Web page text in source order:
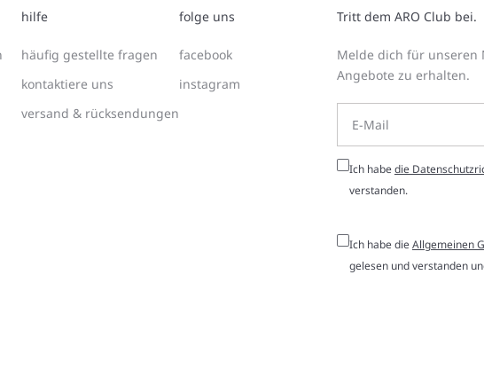
hilfe
häufig gestellte fragen
kontaktiere uns
versand & rücksendungen
folge uns
facebook
instagram
Tritt dem ARO Club bei.
Melde dich für unseren
Angebote zu erhalten.
Ich habedie
verstanden.
Ich habe dieAllgemeinen
gelesen und verstanden